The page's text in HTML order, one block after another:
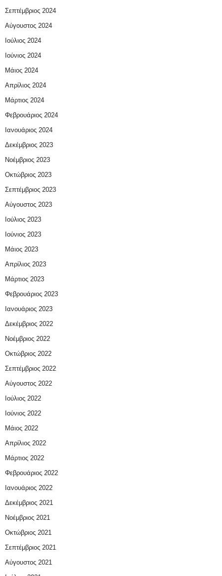
Σεπτέμβριος 2024
Αύγουστος 2024
Ιούλιος 2024
Ιούνιος 2024
Μάιος 2024
Απρίλιος 2024
Μάρτιος 2024
Φεβρουάριος 2024
Ιανουάριος 2024
Δεκέμβριος 2023
Νοέμβριος 2023
Οκτώβριος 2023
Σεπτέμβριος 2023
Αύγουστος 2023
Ιούλιος 2023
Ιούνιος 2023
Μάιος 2023
Απρίλιος 2023
Μάρτιος 2023
Φεβρουάριος 2023
Ιανουάριος 2023
Δεκέμβριος 2022
Νοέμβριος 2022
Οκτώβριος 2022
Σεπτέμβριος 2022
Αύγουστος 2022
Ιούλιος 2022
Ιούνιος 2022
Μάιος 2022
Απρίλιος 2022
Μάρτιος 2022
Φεβρουάριος 2022
Ιανουάριος 2022
Δεκέμβριος 2021
Νοέμβριος 2021
Οκτώβριος 2021
Σεπτέμβριος 2021
Αύγουστος 2021